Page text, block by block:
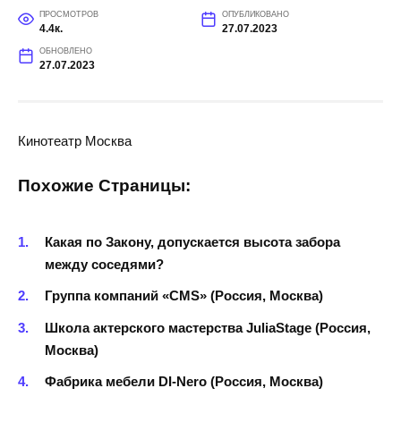
ПРОСМОТРОВ
4.4к.
ОПУБЛИКОВАНО
27.07.2023
ОБНОВЛЕНО
27.07.2023
Кинотеатр Москва
Похожие Страницы:
Какая по Закону, допускается высота забора
между соседями?
Группа компаний «CMS» (Россия, Москва)
Школа актерского мастерства JuliaStage (Россия,
Москва)
Фабрика мебели DI-Nero (Россия, Москва)